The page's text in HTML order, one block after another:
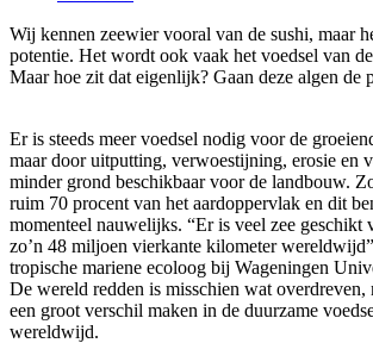
Wij kennen zeewier vooral van de sushi, maar
potentie. Het wordt ook vaak het voedsel van
Maar hoe zit dat eigenlijk? Gaan deze algen de
Er is steeds meer voedsel nodig voor de
maar door uitputting, verwoestijning, erosie en
minder grond beschikbaar voor de landbouw.
ruim 70 procent van het aardoppervlak en dit
momenteel nauwelijks. “Er is veel zee geschikt
zo’n 48 miljoen vierkante kilometer
tropische mariene ecoloog bij Wageningen
De wereld redden is misschien wat overdreven,
een groot verschil maken in de duurzame
wereldwijd.